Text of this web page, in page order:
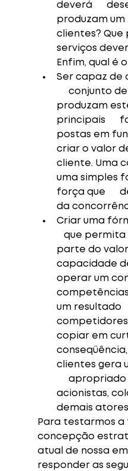
deverá
produzam um
clientes?
serviços
Enfim, qual é
Ser capaz de
conjunto
produzam
principais
postas em
criar o valor
cliente. Uma
uma simples
força que
da
Criar uma
que
parte do
capacidade
operar um
um resultado
copiar em
clientes gera
acionistas,
demais
Para testarmos
concepção
atual de nossa
responder as